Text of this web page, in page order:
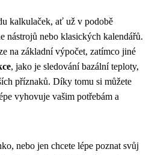
kalkulaček, ať už v podobě
nástrojů nebo klasických kalendářů.
na základní výpočet, zatímco jiné
, jako je sledování bazální teploty,
příznaků. Díky tomu si můžete
vyhovuje vašim potřebám a
nebo jen chcete lépe poznat svůj